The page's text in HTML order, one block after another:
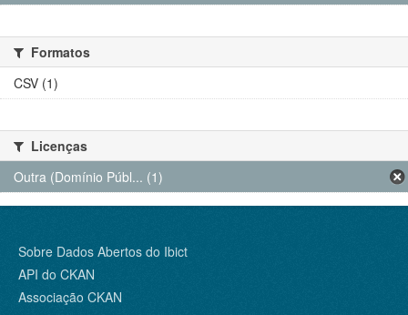
Formatos
CSV (1)
Licenças
Outra (Domínio Públ... (1)
Sobre Dados Abertos do Ibict
API do CKAN
Associação CKAN